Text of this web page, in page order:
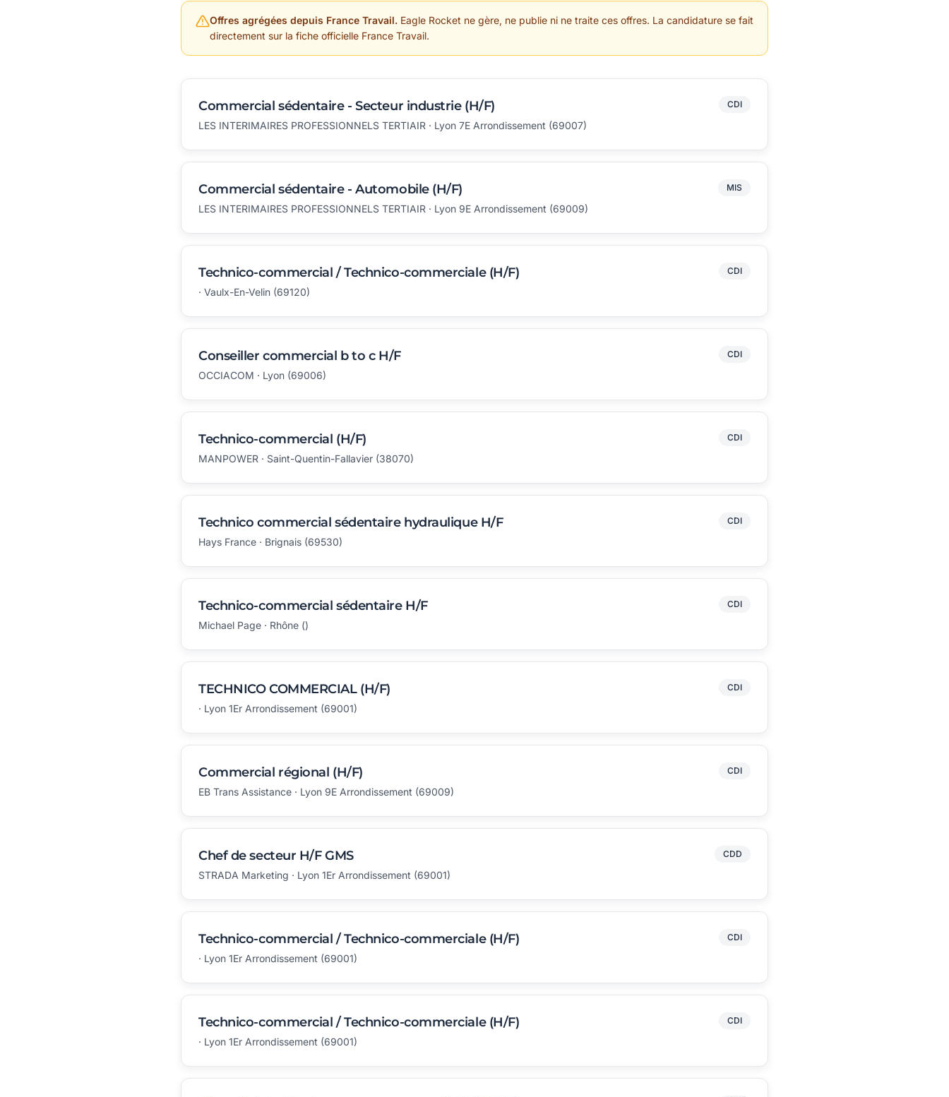
Offres agrégées depuis France Travail. Eagle Rocket ne gère, ne publie ni ne traite ces offres. La candidature se fait
directement sur la fiche officielle France Travail.
Commercial sédentaire - Secteur industrie (H/F)
LES INTERIMAIRES PROFESSIONNELS TERTIAIR · Lyon 7E Arrondissement (69007)
CDI
Commercial sédentaire - Automobile (H/F)
LES INTERIMAIRES PROFESSIONNELS TERTIAIR · Lyon 9E Arrondissement (69009)
MIS
Technico-commercial / Technico-commerciale (H/F)
· Vaulx-En-Velin (69120)
CDI
Conseiller commercial b to c H/F
OCCIACOM · Lyon (69006)
CDI
Technico-commercial (H/F)
MANPOWER · Saint-Quentin-Fallavier (38070)
CDI
Technico commercial sédentaire hydraulique H/F
Hays France · Brignais (69530)
CDI
Technico-commercial sédentaire H/F
Michael Page · Rhône ()
CDI
TECHNICO COMMERCIAL (H/F)
· Lyon 1Er Arrondissement (69001)
CDI
Commercial régional (H/F)
EB Trans Assistance · Lyon 9E Arrondissement (69009)
CDI
Chef de secteur H/F GMS
STRADA Marketing · Lyon 1Er Arrondissement (69001)
CDD
Technico-commercial / Technico-commerciale (H/F)
· Lyon 1Er Arrondissement (69001)
CDI
Technico-commercial / Technico-commerciale (H/F)
· Lyon 1Er Arrondissement (69001)
CDI